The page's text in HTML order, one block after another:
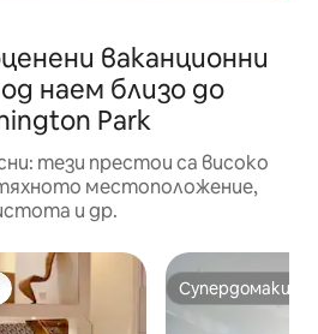
ваканционни
наем близо до
Park
тези престои са високо
местоположение,
и др.
гостите Супердомакин
Супердомакин